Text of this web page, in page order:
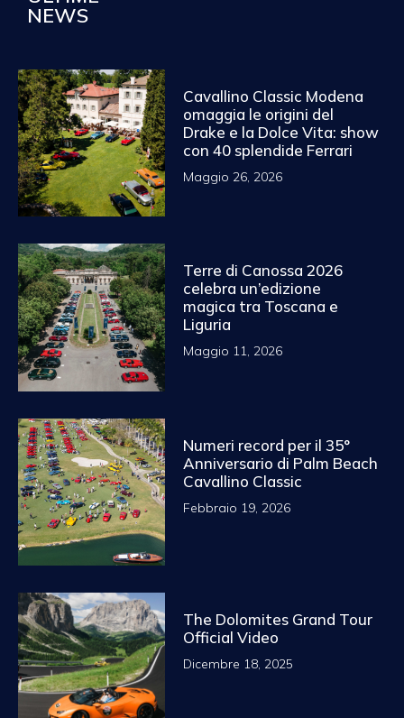
NEWS
Cavallino Classic Modena
omaggia le origini del
Drake e la Dolce Vita: show
con 40 splendide Ferrari
Maggio 26, 2026
Terre di Canossa 2026
celebra un’edizione
magica tra Toscana e
Liguria
Maggio 11, 2026
Numeri record per il 35°
Anniversario di Palm Beach
Cavallino Classic
Febbraio 19, 2026
The Dolomites Grand Tour
Official Video
Dicembre 18, 2025